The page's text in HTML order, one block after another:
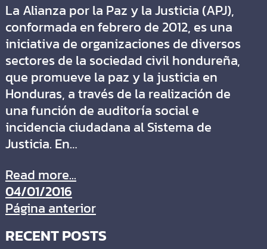
La Alianza por la Paz y la Justicia (APJ),
conformada en febrero de 2012, es una
iniciativa de organizaciones de diversos
sectores de la sociedad civil hondureña,
que promueve la paz y la justicia en
Honduras, a través de la realización de
una función de auditoría social e
incidencia ciudadana al Sistema de
Justicia. En…
Read more...
04/01/2016
Página anterior
RECENT POSTS